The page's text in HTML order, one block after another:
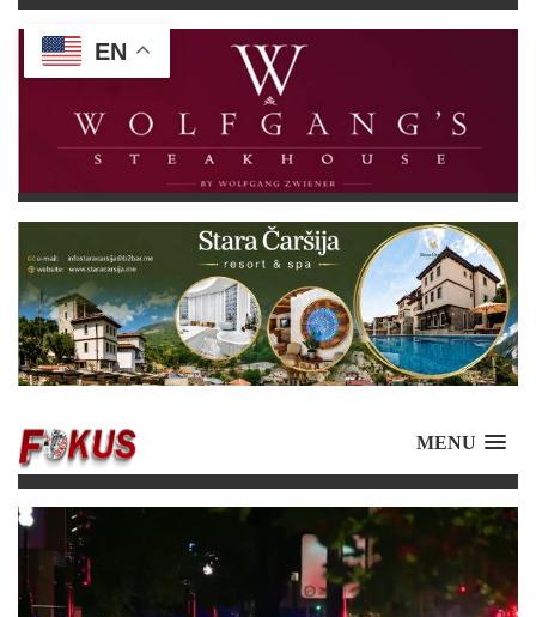
MENU
EN